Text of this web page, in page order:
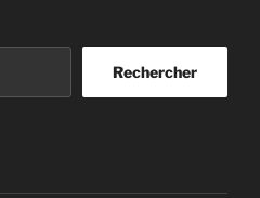
Rechercher